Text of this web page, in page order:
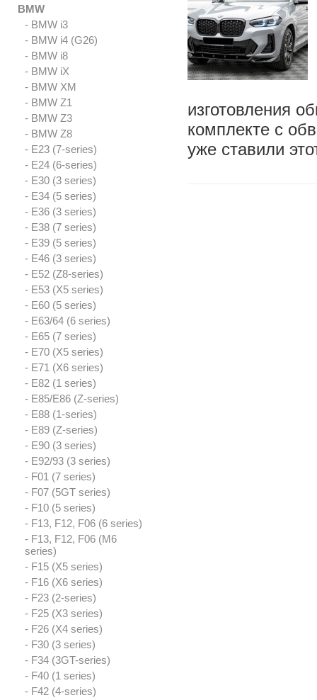
BMW
- BMW i3
- BMW i4 (G26)
- BMW i8
- BMW iX
- BMW XM
- BMW Z1
- BMW Z3
- BMW Z8
- E23 (7-series)
- E24 (6-series)
- E30 (3 series)
- E34 (5 series)
- E36 (3 series)
- E38 (7 series)
- E39 (5 series)
- E46 (3 series)
- E52 (Z8-series)
- E53 (X5 series)
- E60 (5 series)
- E63/64 (6 series)
- E65 (7 series)
- E70 (X5 series)
- E71 (X6 series)
- E82 (1 series)
- E85/E86 (Z-series)
- E88 (1-series)
- E89 (Z-series)
- E90 (3 series)
- E92/93 (3 series)
- F01 (7 series)
- F07 (5GT series)
- F10 (5 series)
- F13, F12, F06 (6 series)
- F13, F12, F06 (M6
series)
- F15 (X5 series)
- F16 (X6 series)
- F23 (2-series)
- F25 (X3 series)
- F26 (X4 series)
- F30 (3 series)
- F34 (3GT-series)
- F40 (1 series)
- F42 (4-series)
изготовления
комплекте с
уже ставили